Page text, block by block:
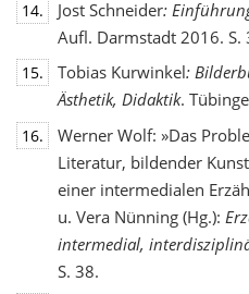
14. Jost Schneider:
Aufl. Darmstadt 2016. S.
15. Tobias Kurwinkel:
Ästhetik, Didaktik.
16.
Werner Wolf: »Das
Literatur, bildender
einer intermedialen
u. Vera Nünning (Hg.):
intermedial,
S. 38.